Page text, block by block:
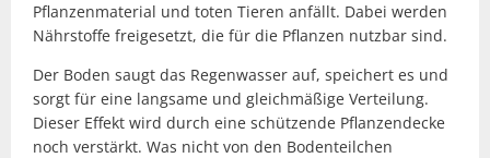
Pflanzenmaterial und toten Tieren anfällt. Dabei werden
Nährstoffe freigesetzt, die für die Pflanzen nutzbar sind.
Der Boden saugt das Regenwasser auf, speichert es und
sorgt für eine langsame und gleichmäßige Verteilung.
Dieser Effekt wird durch eine schützende Pflanzendecke
noch verstärkt. Was nicht von den Bodenteilchen